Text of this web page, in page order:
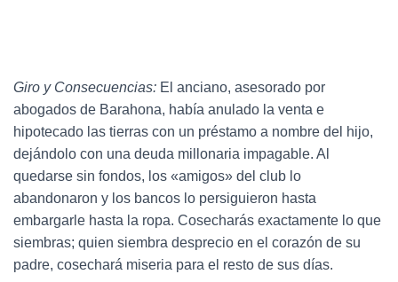
Giro y Consecuencias: El anciano, asesorado por
abogados de Barahona, había anulado la venta e
hipotecado las tierras con un préstamo a nombre del hijo,
dejándolo con una deuda millonaria impagable. Al
quedarse sin fondos, los «amigos» del club lo
abandonaron y los bancos lo persiguieron hasta
embargarle hasta la ropa. Cosecharás exactamente lo que
siembras; quien siembra desprecio en el corazón de su
padre, cosechará miseria para el resto de sus días.